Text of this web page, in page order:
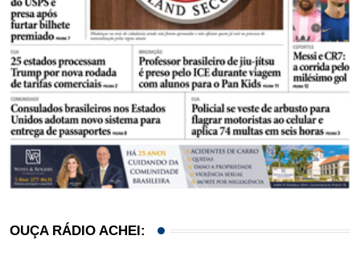
OUÇA RÁDIO ACHEI: